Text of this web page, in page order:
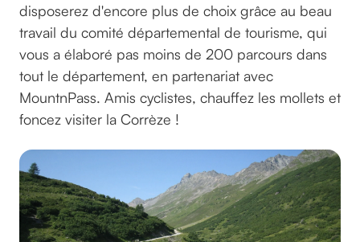
disposerez d'encore plus de choix grâce au beau
travail du comité départemental de tourisme, qui
vous a élaboré pas moins de 200 parcours dans
tout le département, en partenariat avec
MountnPass. Amis cyclistes, chauffez les mollets et
foncez visiter la Corrèze !